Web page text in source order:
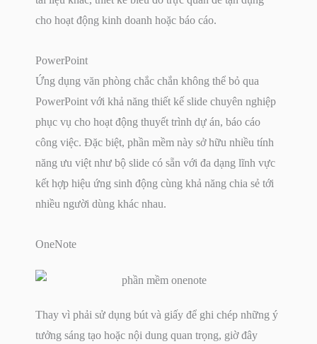
cho hoạt động kinh doanh hoặc báo cáo.
PowerPoint
Ứng dụng văn phòng chắc chắn không thể bỏ qua
PowerPoint với khả năng thiết kế slide chuyên nghiệp
phục vụ cho hoạt động thuyết trình dự án, báo cáo
công việc. Đặc biệt, phần mềm này sở hữu nhiều tính
năng ưu việt như bộ slide có sẵn với đa dạng lĩnh vực
kết hợp hiệu ứng sinh động cùng khả năng chia sẻ tới
nhiều người dùng khác nhau.
OneNote
Thay vì phải sử dụng bút và giấy để ghi chép những ý
tưởng sáng tạo hoặc nội dung quan trọng, giờ đây